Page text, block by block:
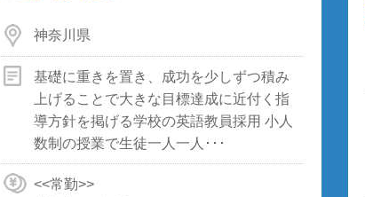
神奈川県
基礎に重きを置き、成功を少しずつ積み
上げることで大きな目標達成に近付く指
導方針を掲げる学校の英語教員採用 小人
数制の授業で生徒一人一人･･･
<<常勤>>